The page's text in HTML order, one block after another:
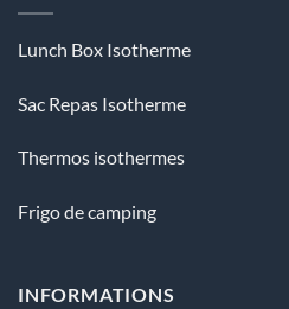
Lunch Box Isotherme
Sac Repas Isotherme
Thermos isothermes
Frigo de camping
INFORMATIONS